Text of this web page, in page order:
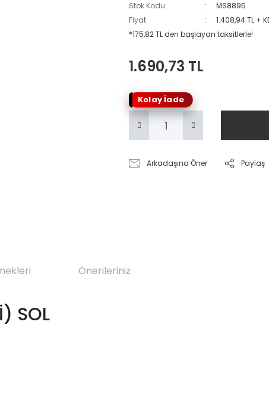
Stok Kodu
MS8895
Fiyat
1.408,94 TL +
*175,82 TL den başlayan taksitlerle!
1.690,73 TL
Kolay İade
Arkadaşına Öner Paylaş
Önerileriniz
SOL